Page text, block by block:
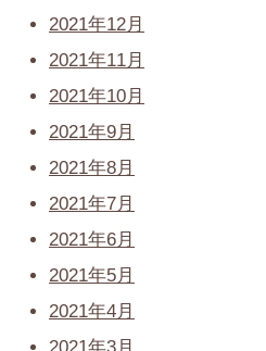
2021年12月
2021年11月
2021年10月
2021年9月
2021年8月
2021年7月
2021年6月
2021年5月
2021年4月